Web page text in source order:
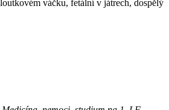
váčku, fetální v játrech, dospělý